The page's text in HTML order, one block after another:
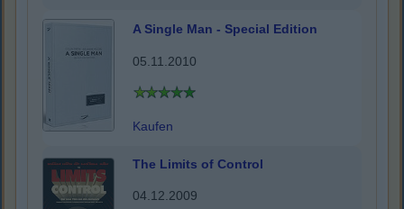
A Single Man - Special Edition
05.11.2010
Kaufen
The Limits of Control
04.12.2009